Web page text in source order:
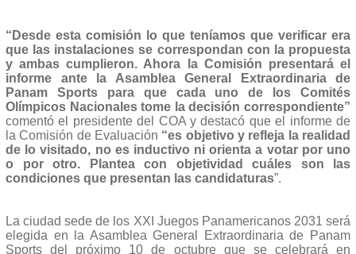
“Desde esta comisión lo que teníamos que verificar era
que las instalaciones se correspondan con la propuesta
y ambas cumplieron. Ahora la Comisión presentará el
informe ante la Asamblea General Extraordinaria de
Panam Sports para que cada uno de los Comités
Olímpicos Nacionales tome la decisión correspondiente”
comentó el presidente del COA y destacó que el informe de
la Comisión de Evaluación “es objetivo y refleja la realidad
de lo visitado, no es inductivo ni orienta a votar por uno
o por otro. Plantea con objetividad cuáles son las
condiciones que presentan las candidaturas”.
La ciudad sede de los XXI Juegos Panamericanos 2031 será
elegida en la Asamblea General Extraordinaria de Panam
Sports del próximo 10 de octubre que se celebrará en